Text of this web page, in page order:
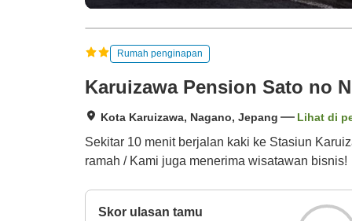
Rumah penginapan
Karuizawa Pension Sato no
Kota Karuizawa, Nagano, Jepang Lihat di
Sekitar 10 menit berjalan kaki ke Stasiun
ramah / Kami juga menerima wisatawan bisnis!
Skor ulasan tamu